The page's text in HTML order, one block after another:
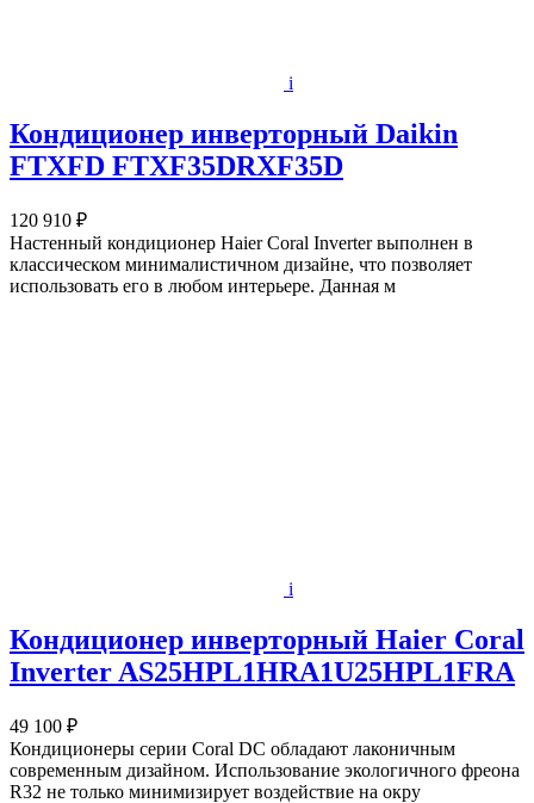
i
Кондиционер инверторный Daikin
FTXFD FTXF35DRXF35D
120 910 ₽
Настенный кондиционер Haier Coral Inverter выполнен в
классическом минималистичном дизайне, что позволяет
использовать его в любом интерьере. Данная м
i
Кондиционер инверторный Haier Coral
Inverter AS25HPL1HRA1U25HPL1FRA
49 100 ₽
Кондиционеры серии Coral DC обладают лаконичным
современным дизайном. Использование экологичного фреона
R32 не только минимизирует воздействие на окру